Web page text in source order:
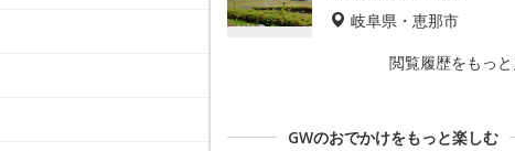
岐阜県・恵那市
閲覧履歴をもっと
GWのおでかけをもっと楽しむ